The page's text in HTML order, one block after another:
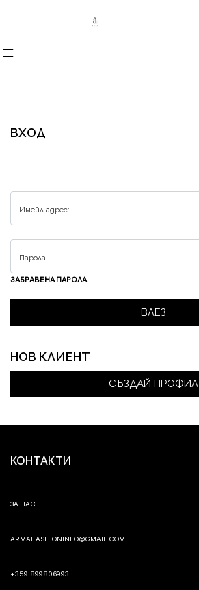
НОВ КЛИЕНТ
СЪЗДАЙ ПРОФИЛ
ВХОД
ЗАБРАВЕНА ПАРОЛА
КОНТАКТИ
ЗА НАС
ARMAFASHIONINFO@GMAIL.COM
+359 899806993